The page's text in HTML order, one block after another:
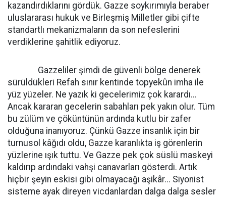
kazandırdıklarını gördük. Gazze soykırımıyla beraber
uluslararası hukuk ve Birleşmiş Milletler gibi çifte
standartlı mekanizmaların da son nefeslerini
verdiklerine şahitlik ediyoruz.
Gazzeliler şimdi de güvenli bölge denerek
sürüldükleri Refah sınır kentinde topyekûn imha ile
yüz yüzeler. Ne yazık ki gecelerimiz çok karardı…
Ancak kararan gecelerin sabahları pek yakın olur. Tüm
bu zülüm ve çöküntünün ardında kutlu bir zafer
olduğuna inanıyoruz. Çünkü Gazze insanlık için bir
turnusol kâğıdı oldu, Gazze karanlıkta iş görenlerin
yüzlerine ışık tuttu. Ve Gazze pek çok süslü maskeyi
kaldırıp ardındaki vahşi canavarları gösterdi. Artık
hiçbir şeyin eskisi gibi olmayacağı aşikâr... Siyonist
sisteme ayak direyen vicdanlardan dalga dalga sesler